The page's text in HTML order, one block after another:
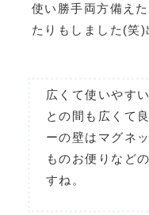
使い勝手両方備え
たりもしました(笑)
広くて使いやす
との間も広くて
ーの壁はマグネ
ものお便りなど
すね。